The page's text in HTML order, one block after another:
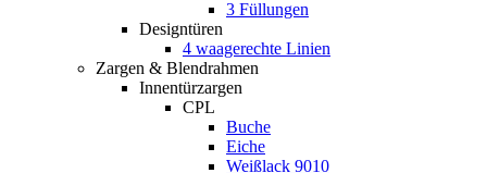
3 Füllungen
Designtüren
4 waagerechte Linien
Zargen & Blendrahmen
Innentürzargen
CPL
Buche
Eiche
Weißlack 9010